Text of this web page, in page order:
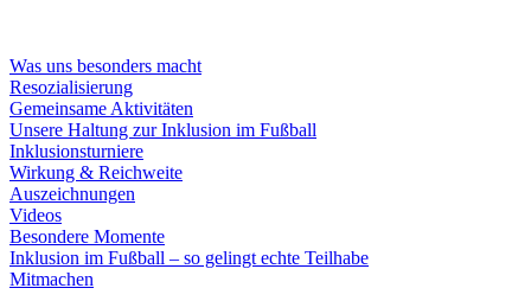
Was uns besonders macht
Resozialisierung
Gemeinsame Aktivitäten
Unsere Haltung zur Inklusion im Fußball
Inklusionsturniere
Wirkung & Reichweite
Auszeichnungen
Videos
Besondere Momente
Inklusion im Fußball – so gelingt echte Teilhabe
Mitmachen